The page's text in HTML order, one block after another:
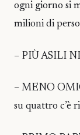
ogni giorno si
milioni di
– PIÙ ASILI
– MENO
su quattro c’è